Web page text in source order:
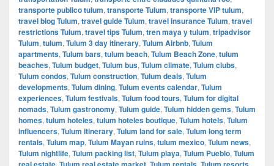
transporte publico tulum, transporte Tulum, transporte VIP tulum,
travel blog Tulum, travel guide Tulum, travel insurance Tulum, travel
restrictions Tulum, travel tips Tulum, tren maya y tulum, tripadvisor
Tulum, tulum, Tulum 3 day itinerary, Tulum Airbnb, Tulum
apartments, Tulum bars, tulum beach, Tulum Beach Zone, tulum
beaches, Tulum budget, Tulum bus, Tulum climate, Tulum clubs,
Tulum condos, Tulum construction, Tulum deals, Tulum
developments, Tulum dining, Tulum events calendar, Tulum
experiences, Tulum festivals, Tulum food tours, Tulum for digital
nomads, Tulum gastronomy, Tulum guide, Tulum hidden gems, Tulum
homes, tulum hoteles, tulum hoteles boutique, Tulum hotels, Tulum
influencers, Tulum itinerary, Tulum land for sale, Tulum long term
rentals, Tulum map, Tulum Mayan ruins, tulum mexico, Tulum news,
Tulum nightlife, Tulum packing list, Tulum playa, Tulum Pueblo, Tulum
, , , ,